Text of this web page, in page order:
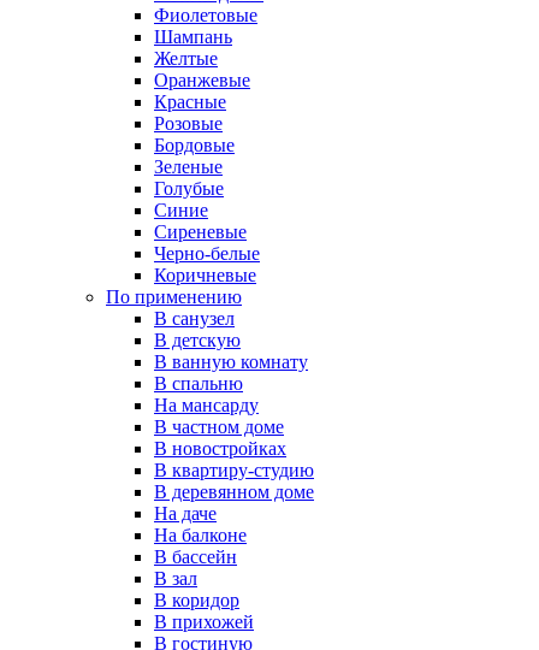
Фиолетовые
Шампань
Желтые
Оранжевые
Красные
Розовые
Бордовые
Зеленые
Голубые
Синие
Сиреневые
Черно-белые
Коричневые
По применению
В санузел
В детскую
В ванную комнату
В спальню
На мансарду
В частном доме
В новостройках
В квартиру-студию
В деревянном доме
На даче
На балконе
В бассейн
В зал
В коридор
В прихожей
В гостиную